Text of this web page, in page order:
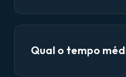
Qual o tempo